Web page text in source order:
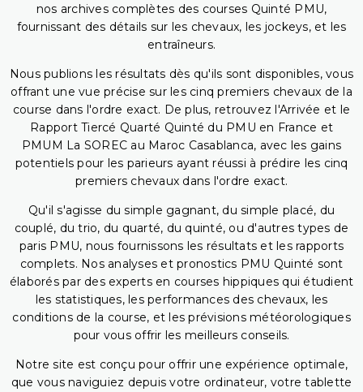
nos archives complètes des courses Quinté PMU,
fournissant des détails sur les chevaux, les jockeys, et les
entraîneurs.
Nous publions les résultats dès qu'ils sont disponibles, vous
offrant une vue précise sur les cinq premiers chevaux de la
course dans l'ordre exact. De plus, retrouvez l'Arrivée et le
Rapport Tiercé Quarté Quinté du PMU en France et
PMUM La SOREC au Maroc Casablanca, avec les gains
potentiels pour les parieurs ayant réussi à prédire les cinq
premiers chevaux dans l'ordre exact.
Qu'il s'agisse du simple gagnant, du simple placé, du
couplé, du trio, du quarté, du quinté, ou d'autres types de
paris PMU, nous fournissons les résultats et les rapports
complets. Nos analyses et pronostics PMU Quinté sont
élaborés par des experts en courses hippiques qui étudient
les statistiques, les performances des chevaux, les
conditions de la course, et les prévisions météorologiques
pour vous offrir les meilleurs conseils.
Notre site est conçu pour offrir une expérience optimale,
que vous naviguiez depuis votre ordinateur, votre tablette